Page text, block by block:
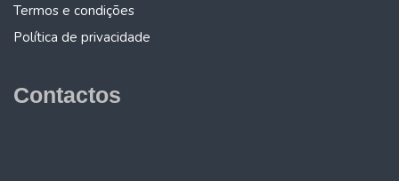
Termos e condições
Política de privacidade
Contactos